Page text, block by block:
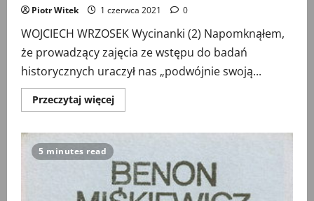
Piotr Witek 1 czerwca 2021 0
WOJCIECH WRZOSEK Wycinanki (2) Napomknąłem,
że prowadzący zajęcia ze wstępu do badań
historycznych uraczył nas „podwójnie swoją...
Przeczytaj więcejPrzeczytaj
więcej
5 minutes read